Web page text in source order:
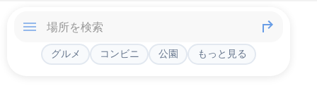
グルメ コンビニ 公園 もっと見る